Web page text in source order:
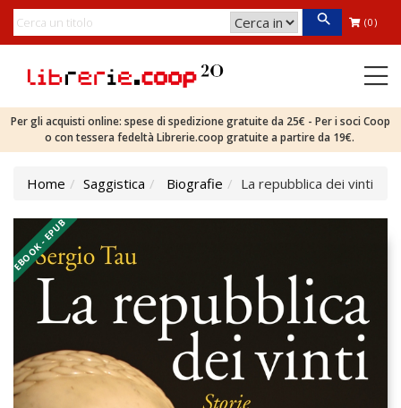
(0)
Per gli acquisti online: spese di spedizione gratuite da 25€ - Per i soci Coop
o con tessera fedeltà Librerie.coop gratuite a partire da 19€.
Home Saggistica Biografie La repubblica dei vinti
EBOOK - EPUB